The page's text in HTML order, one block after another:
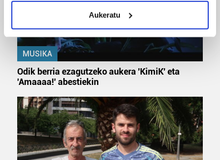
meters
Identify your device by actively scanning it for
specific characteristics (fingerprinting)
Find out more about how your personal data is processed
and set your preferences in the
details section.
Guk eta gure bazkideek zure datu pertsonalak
teknologia erabiliz, cookieak adibidez, iragarki eta eduki
pertsonalizatuak eskaintzeko, iragarkiak eta edukia
neurtzeko, jendeari buruzko informazioa biltzeko eta
produktuak garatzeko. Zure datuak nork eta zertarako
erabiltzen dituen hauta dezakezu.
Aukeratu
MUSIKA
Odik berria ezagutzeko aukera 'KimiK' eta
'Amaaaa!' abestiekin